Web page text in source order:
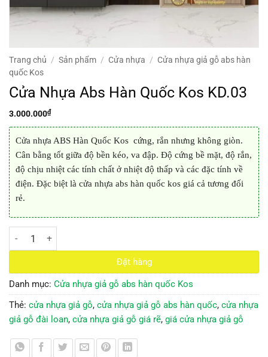
Trang chủ / Sản phẩm / Cửa nhựa / Cửa nhựa giả gỗ abs hàn
quốc Kos
Cửa Nhựa Abs Hàn Quốc Kos KD.03
3.000.000₫
Cửa nhựa ABS Hàn Quốc Kos cứng, rắn nhưng không giòn.
Cân bằng tốt giữa độ bền kéo, va đập. Độ cứng bề mặt, độ rắn,
độ chịu nhiệt các tính chất ở nhiệt độ thấp và các đặc tính về
điện. Đặc biệt là cửa nhựa abs hàn quốc kos giá cả tương đối
rẻ.
Cửa Nhựa Abs Hàn Quốc Kos KD.03 số lượng
Đặt hàng
Danh mục: Cửa nhựa giả gỗ abs hàn quốc Kos
Thẻ: cửa nhựa giả gỗ, cửa nhựa giả gỗ abs hàn quốc, cửa nhựa
giả gỗ đài loan, cửa nhựa giả gỗ giá rẽ, giá cửa nhựa giả gỗ